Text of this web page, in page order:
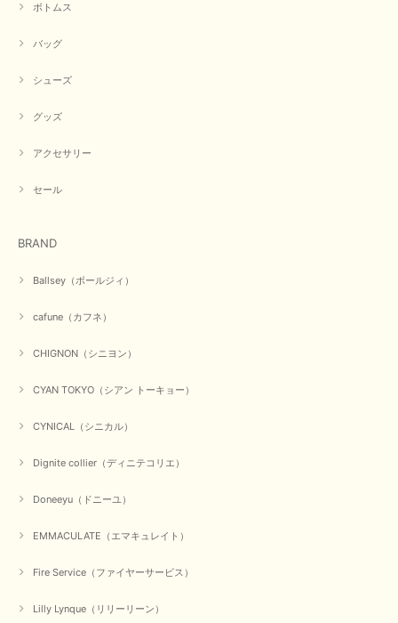
ボトムス
バッグ
シューズ
グッズ
アクセサリー
セール
BRAND
Ballsey（ボールジィ）
cafune（カフネ）
CHIGNON（シニヨン）
CYAN TOKYO（シアン トーキョー）
CYNICAL（シニカル）
Dignite collier（ディニテコリエ）
Doneeyu（ドニーユ）
EMMACULATE（エマキュレイト）
Fire Service（ファイヤーサービス）
Lilly Lynque（リリーリーン）